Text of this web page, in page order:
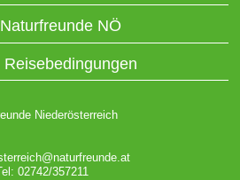
NÖ
Reisebedingungen
Niederösterreich
02742/357211